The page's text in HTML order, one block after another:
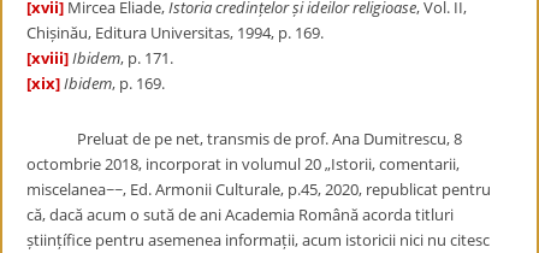
[xvii] Mircea Eliade,Istoria credințelor și ideilor religioase, Vol. II,
Chișinău, Editura Universitas, 1994, p. 169.
[xviii]Ibidem, p. 171.
[xix]Ibidem, p. 169.
Preluat de pe net, transmis de prof. Ana Dumitrescu, 8
octombrie 2018, incorporat in volumul 20 „Istorii, comentarii,
miscelanea~~, Ed. Armonii Culturale, p.45, 2020, republicat pentru
că, dacă acum o sută de ani Academia Română acorda titluri
științífice pentru asemenea informații, acum istoricii nici nu citesc